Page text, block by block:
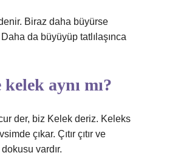
Biraz daha büyürse
da büyüyüp tatlılaşınca
aynı mı?
der, biz Kelek deriz. Keleks
çıkar. Çıtır çıtır ve
vardır.